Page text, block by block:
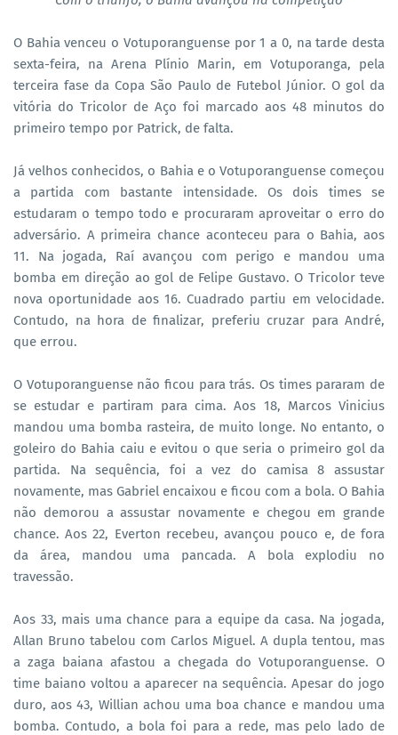
O Bahia venceu o Votuporanguense por 1 a 0, na tarde desta
sexta-feira, na Arena Plínio Marin, em Votuporanga, pela
terceira fase da Copa São Paulo de Futebol Júnior. O gol da
vitória do Tricolor de Aço foi marcado aos 48 minutos do
primeiro tempo por Patrick, de falta.
Já velhos conhecidos, o Bahia e o Votuporanguense começou
a partida com bastante intensidade. Os dois times se
estudaram o tempo todo e procuraram aproveitar o erro do
adversário. A primeira chance aconteceu para o Bahia, aos
11. Na jogada, Raí avançou com perigo e mandou uma
bomba em direção ao gol de Felipe Gustavo. O Tricolor teve
nova oportunidade aos 16. Cuadrado partiu em velocidade.
Contudo, na hora de finalizar, preferiu cruzar para André,
que errou.
O Votuporanguense não ficou para trás. Os times pararam de
se estudar e partiram para cima. Aos 18, Marcos Vinicius
mandou uma bomba rasteira, de muito longe. No entanto, o
goleiro do Bahia caiu e evitou o que seria o primeiro gol da
partida. Na sequência, foi a vez do camisa 8 assustar
novamente, mas Gabriel encaixou e ficou com a bola. O Bahia
não demorou a assustar novamente e chegou em grande
chance. Aos 22, Everton recebeu, avançou pouco e, de fora
da área, mandou uma pancada. A bola explodiu no
travessão.
Aos 33, mais uma chance para a equipe da casa. Na jogada,
Allan Bruno tabelou com Carlos Miguel. A dupla tentou, mas
a zaga baiana afastou a chegada do Votuporanguense. O
time baiano voltou a aparecer na sequência. Apesar do jogo
duro, aos 43, Willian achou uma boa chance e mandou uma
bomba. Contudo, a bola foi para a rede, mas pelo lado de